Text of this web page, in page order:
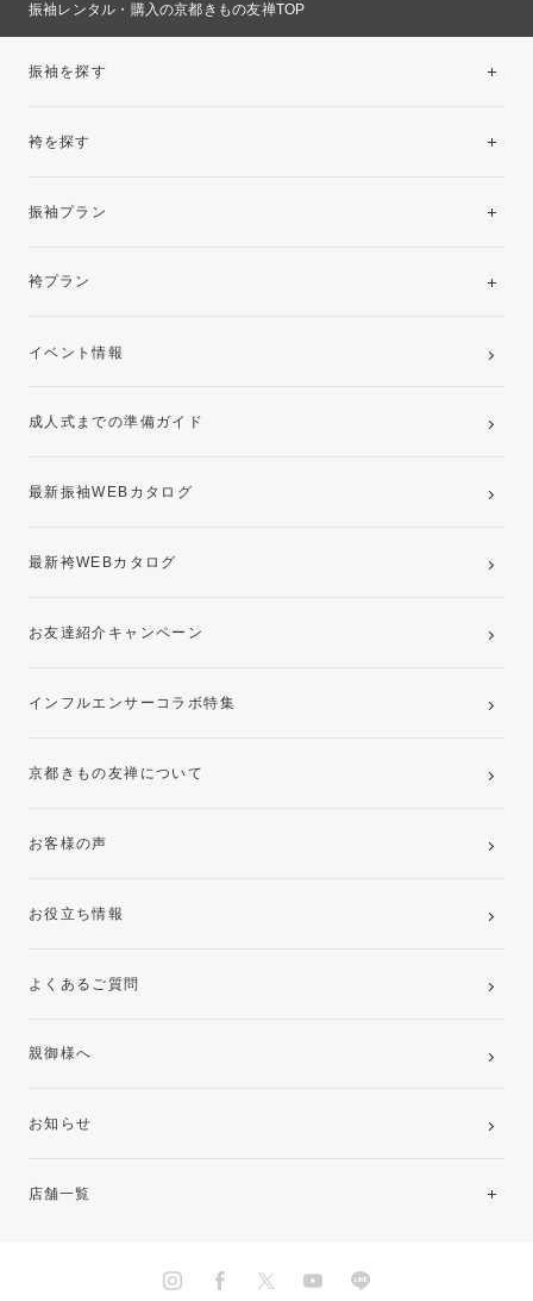
振袖レンタル・購入の京都きもの友禅TOP
振袖を探す
袴を探す
振袖プラン
レンタルプラン
袴プラン
卒業袴レンタルプラン
イベント情報
成人式までの準備ガイド
最新振袖WEBカタログ
最新袴WEBカタログ
お友達紹介キャンペーン
インフルエンサーコラボ特集
京都きもの友禅について
お客様の声
お役立ち情報
よくあるご質問
親御様へ
お知らせ
店舗一覧